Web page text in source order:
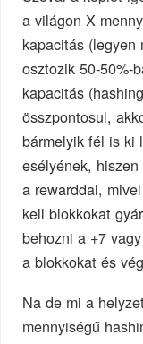
a világon X
kapacitás (legyen
osztozik 50-50%-
kapacitás
összpontosul,
bármelyik fél is ki
esélyének,
a rewarddal,
kell blokkokat
behozni a +7
a blokkokat és
Na de mi a
mennyiségű